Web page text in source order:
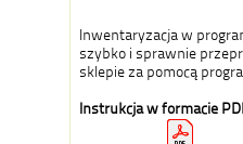
Inwentaryzacja w
szybko i sprawnie
sklepie za pomocą
Instrukcja w formacie